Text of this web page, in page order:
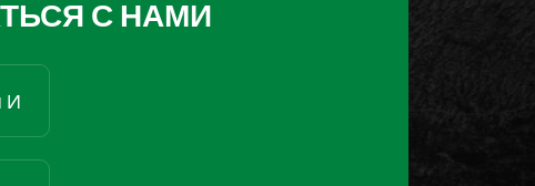
С НАМИ